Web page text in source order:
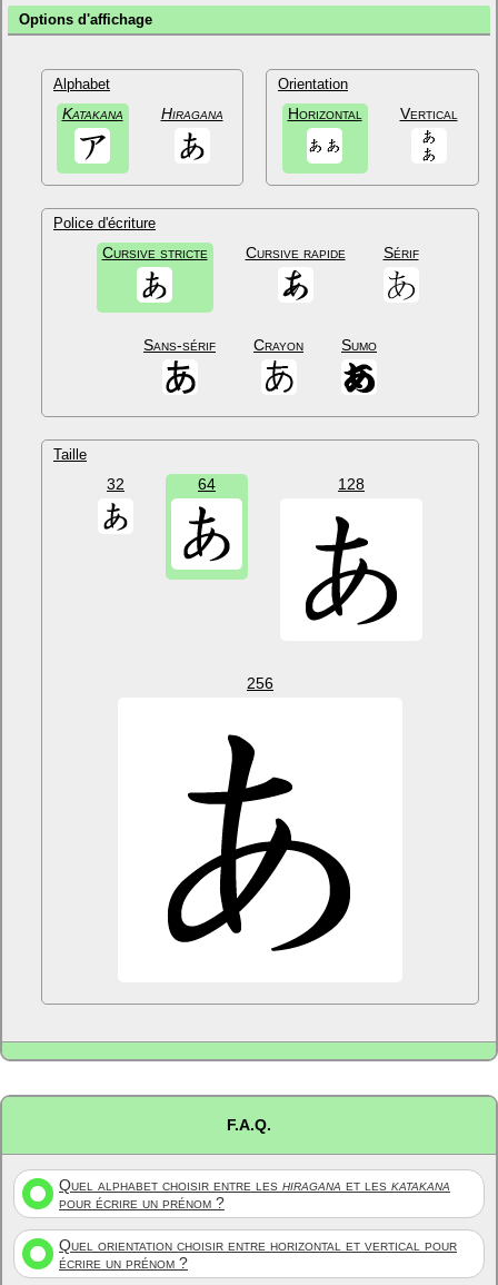
Options d'affichage
Alphabet
Katakana Hiragana
Orientation
Horizontal Vertical
Police d'écriture
Cursive stricte Cursive rapide Sérif
Sans-sérif Crayon Sumo
Taille
32 64 128
256
F.A.Q.
Quel alphabet choisir entre les hiragana et les katakana
pour écrire un prénom ?
Quel orientation choisir entre horizontal et vertical pour
écrire un prénom ?